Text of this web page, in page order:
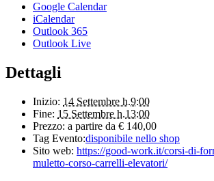
Google Calendar
iCalendar
Outlook 365
Outlook Live
Dettagli
Inizio: 14 Settembre h.9:00
Fine: 15 Settembre h.13:00
Prezzo: a partire da € 140,00
Tag Evento:disponibile nello shop
Sito web: https://good-work.it/corsi-di-
muletto-corso-carrelli-elevatori/